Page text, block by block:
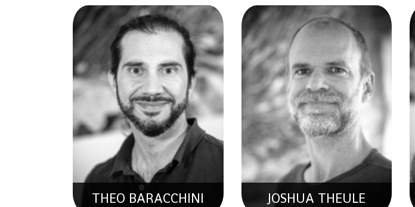
THEO BARACCHINI JOSHUA THEULE
ERIC TRAVAGLINI
Spécialiste En Hydrométrie &
Hydrologie
AMAURY CHAMPION
Collaborateur En Géologie Et
Géomatique